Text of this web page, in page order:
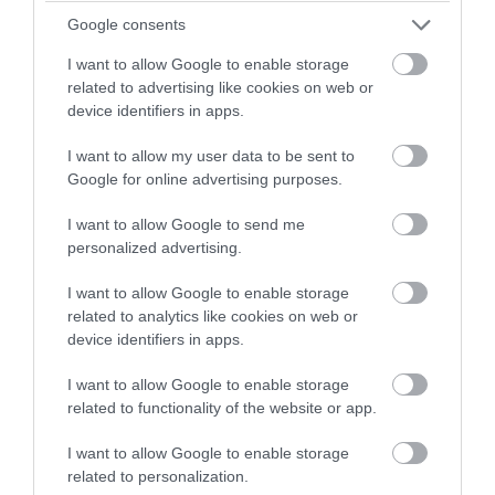
Google consents
I want to allow Google to enable storage
related to advertising like cookies on web or
device identifiers in apps.
I want to allow my user data to be sent to
Google for online advertising purposes.
I want to allow Google to send me
personalized advertising.
I want to allow Google to enable storage
related to analytics like cookies on web or
device identifiers in apps.
I want to allow Google to enable storage
related to functionality of the website or app.
I want to allow Google to enable storage
related to personalization.
σήμερα.
Βάζουμε πίσω τις αντιθέσεις του χθες, χωρίς
όμως να κρύβουμε τα προβλήματα.
«Περπατώντας φτιάχνουμε το δρόμο».
Συμπορευόμαστε με την πολιτική πρωτοβουλία
του Αλέξη Τσίπρα και κάνουμε μια πολιτική
επιλογή που είναι συμβατή με τις αξίες και τις
εκτιμούμε, ότι μπορούμε να τις
υπερασπιστούμε καλύτερα. Και μαζί τα
κοινωνικά στρώματα που θέλουμε να
Τους «από κάτω»!
Ο προορισμός άλλωστε, είναι πάντοτε ό ίδιος
και «εμείς μερτικό δεν ζητήσαμε ποτέ».